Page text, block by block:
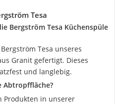
Tesa
Bergström Tesa Küchenspüle
Tesa unseres
Granit gefertigt. Dieses
und langlebig.
Abtropffläche?
Produkten in unserer